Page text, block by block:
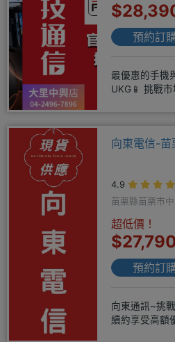
預約訂
最優惠的手機
UKG📱 挑戰
向東電信-苗
4.9
苗栗縣苗栗市
超低價！
預約訂
向東通訊~挑
續約享受高額